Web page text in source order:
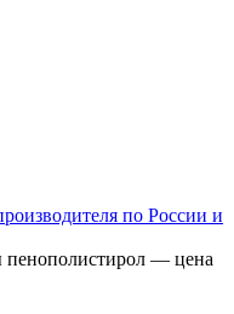
по России и
пенополистирол — цена